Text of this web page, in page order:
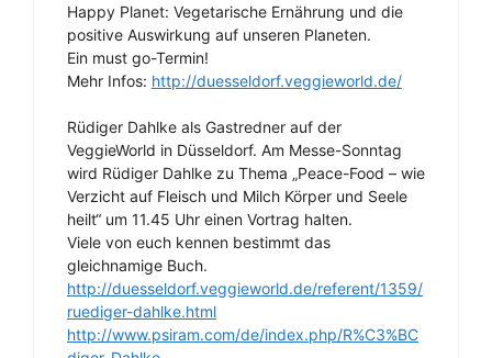
Happy Planet: Vegetarische Ernährung und die
positive Auswirkung auf unseren Planeten.
Ein must go-Termin!
Mehr Infos: http://duesseldorf.veggieworld.de/
Rüdiger Dahlke als Gastredner auf der
VeggieWorld in Düsseldorf. Am Messe-Sonntag
wird Rüdiger Dahlke zu Thema „Peace-Food – wie
Verzicht auf Fleisch und Milch Körper und Seele
heilt“ um 11.45 Uhr einen Vortrag halten.
Viele von euch kennen bestimmt das
gleichnamige Buch.
http://duesseldorf.veggieworld.de/referent/1359/
ruediger-dahlke.html
http://www.psiram.com/de/index.php/R%C3%BC